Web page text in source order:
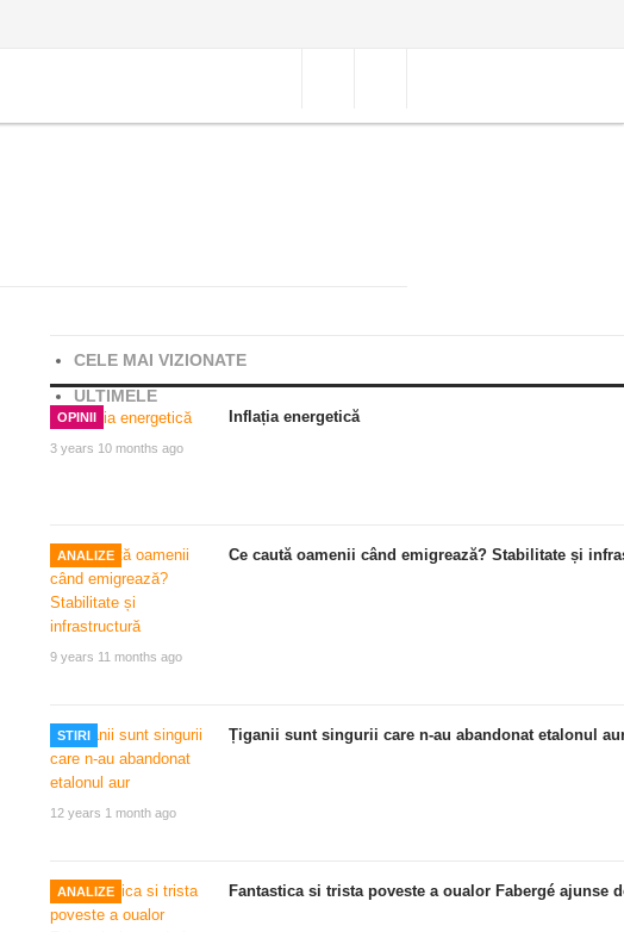
CELE MAI VIZIONATE
ULTIMELE
OPINII
3 years 10 months ago
Inflația energetică
ANALIZE
9 years 11 months ago
Ce caută oamenii când emigrează? Stabilitate și
STIRI
12 years 1 month ago
Țiganii sunt singurii care n-au abandonat etalonul
ANALIZE Fantastica si trista poveste a oualor Fabergé